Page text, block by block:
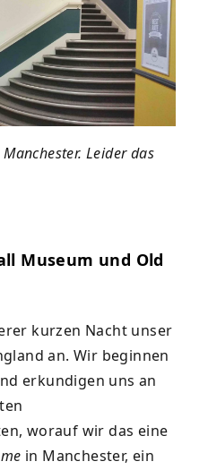
Leider das
Museum und Old
kurzen Nacht unser
an. Wir beginnen
erkundigen uns an
worauf wir das eine
in Manchester, ein